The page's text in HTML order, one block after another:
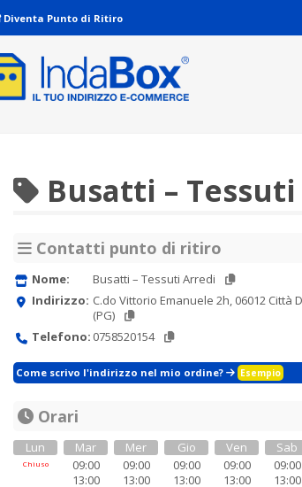
Diventa Punto di Ritiro
Busatti –
Contatti punto di ritiro
Nome:
Busatti – Tessuti Arredi
Indirizzo: C.do Vittorio Emanuele 2h, 06012 Città
(PG)
Telefono: 0758520154
Come scrivo l'indirizzo nel mio ordine? Esempio
Orari
Lun
Chiuso
Mar
09:00
13:00
Mer
09:00
13:00
Gio
09:00
13:00
Ven
09:00
13:00
Sab
09:00
13:00